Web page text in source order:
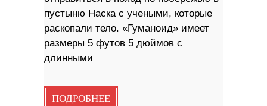
пустыню Наска с учеными, которые
раскопали тело. «Гуманоид» имеет
размеры 5 футов 5 дюймов с
длинными
ПОДРОБНЕЕ